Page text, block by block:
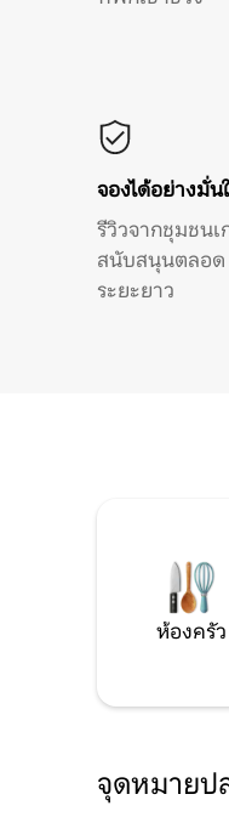
จองได้อย่างมั่น
รีวิวจากชุมชนเ
สนับสนุนตลอด
ระยะยาว
ห้องครัว
จุดหมายป